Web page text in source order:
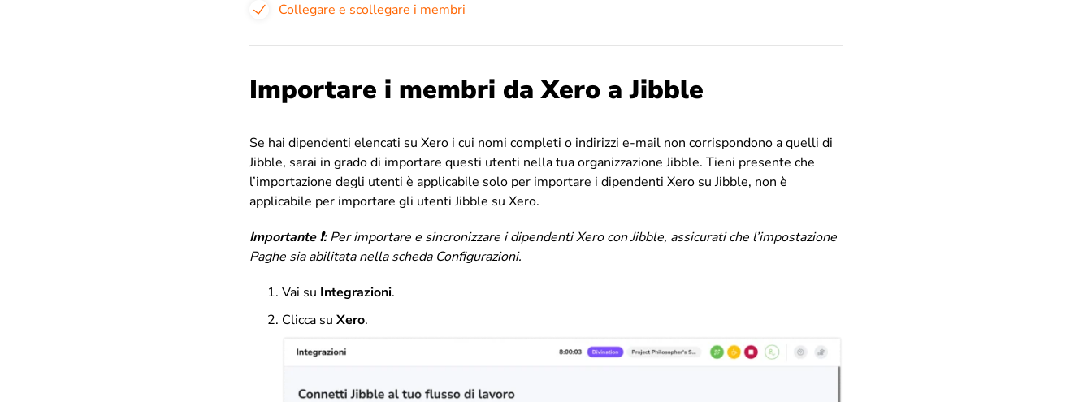
Collegare e scollegare i membri
Importare i membri da Xero a Jibble
Se hai dipendenti elencati su Xero i cui nomi completi o indirizzi e-mail non corrispondono a quelli di
Jibble, sarai in grado di importare questi utenti nella tua organizzazione Jibble. Tieni presente che
l’importazione degli utenti è applicabile solo per importare i dipendenti Xero su Jibble, non è
applicabile per importare gli utenti Jibble su Xero.
Importante ❗:Per importare e sincronizzare i dipendenti Xero con Jibble, assicurati che l’impostazione
Paghe sia abilitata nella scheda Configurazioni.
Vai su Integrazioni.
Clicca su Xero.